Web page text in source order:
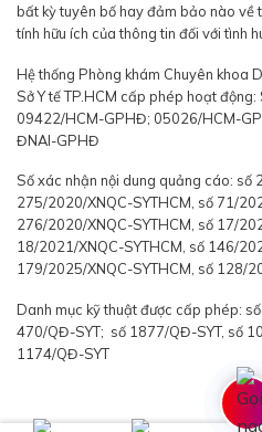
bất kỳ tuyên bố hay đảm bảo nào về
tính hữu ích của thông tin đối với tình
Hệ thống Phòng khám Chuyên khoa
Sở Y tế TP.HCM cấp phép hoạt
09422/HCM-GPHĐ; 05026/HCM-
ĐNAI-GPHĐ
Số xác nhận nội dung quảng cáo: số
275/2020/XNQC-SYTHCM, số 71/
276/2020/XNQC-SYTHCM, số 17/
18/2021/XNQC-SYTHCM, số 146/
179/2025/XNQC-SYTHCM, số 128/
Danh mục kỹ thuật được cấp phép:
470/QĐ-SYT; số 1877/QĐ-SYT, số
1174/QĐ-SYT